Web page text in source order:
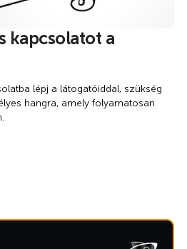
kapcsolatot a
lépj a látogatóiddal, szükség
hangra, amely folyamatosan